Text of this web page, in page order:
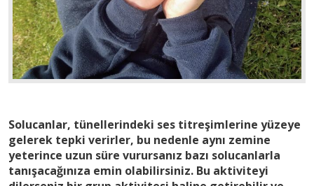
Solucanlar, tünellerindeki ses titreşimlerine yüzeye
gelerek tepki verirler, bu nedenle aynı zemine
yeterince uzun süre vurursanız bazı solucanlarla
tanışacağınıza emin olabilirsiniz. Bu aktiviteyi